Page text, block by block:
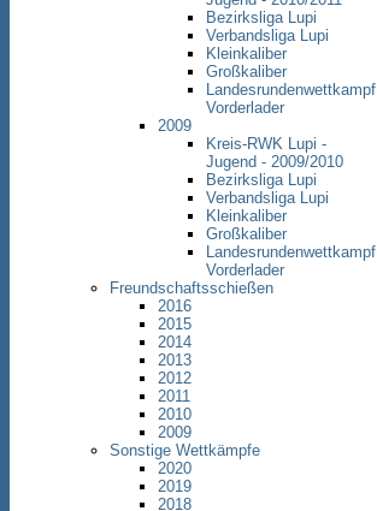
Bezirksliga Lupi
Verbandsliga Lupi
Kleinkaliber
Großkaliber
Landesrundenwettkampf
Vorderlader
2009
Kreis-RWK Lupi -
Jugend - 2009/2010
Bezirksliga Lupi
Verbandsliga Lupi
Kleinkaliber
Großkaliber
Landesrundenwettkampf
Vorderlader
Freundschaftsschießen
2016
2015
2014
2013
2012
2011
2010
2009
Sonstige Wettkämpfe
2020
2019
2018